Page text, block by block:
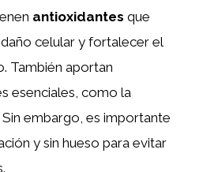
antioxidantes que
celular y fortalecer el
También aportan
esenciales, como la
embargo, es importante
y sin hueso para evitar